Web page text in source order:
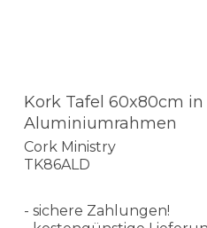
Kork Tafel 60x80cm
Aluminiumrahmen
Cork Ministry
TK86ALD
- sichere Zahlungen!